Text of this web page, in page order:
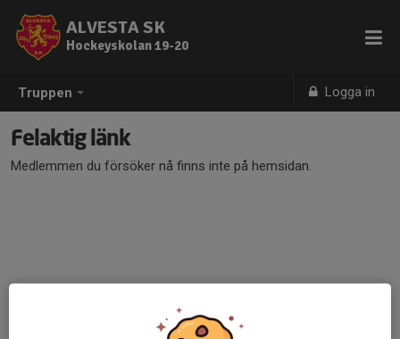
Truppen Logga in
ALVESTA SK
Hockeyskolan 19-20
Felaktig länk
Medlemmen du försöker nå finns inte på hemsidan.